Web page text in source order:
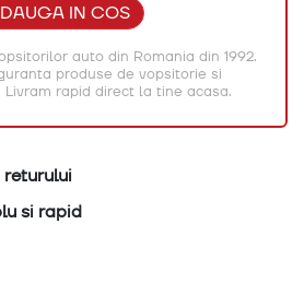
IN COS
auto din Romania din 1992.
produse de vopsitorie si
rapid direct la tine acasa.
returului
si rapid